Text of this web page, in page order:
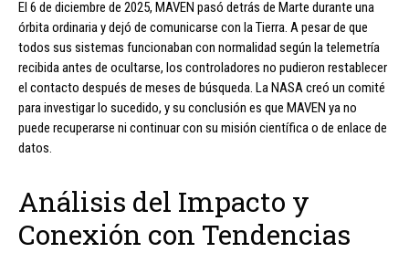
El 6 de diciembre de 2025, MAVEN pasó detrás de Marte durante una
órbita ordinaria y dejó de comunicarse con la Tierra. A pesar de que
todos sus sistemas funcionaban con normalidad según la telemetría
recibida antes de ocultarse, los controladores no pudieron restablecer
el contacto después de meses de búsqueda. La NASA creó un comité
para investigar lo sucedido, y su conclusión es que MAVEN ya no
puede recuperarse ni continuar con su misión científica o de enlace de
datos.
Análisis del Impacto y
Conexión con Tendencias